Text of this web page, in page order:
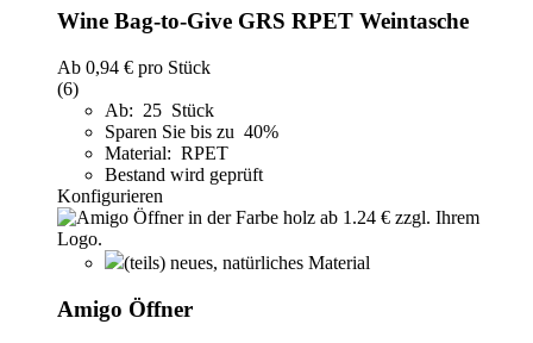
Wine Bag-to-Give GRS RPET Weintasche
Ab 0,94 € pro Stück
(6)
Ab: 25 Stück
Sparen Sie bis zu 40%
Material: RPET
Bestand wird geprüft
Konfigurieren
(teils) neues, natürliches Material
Amigo Öffner